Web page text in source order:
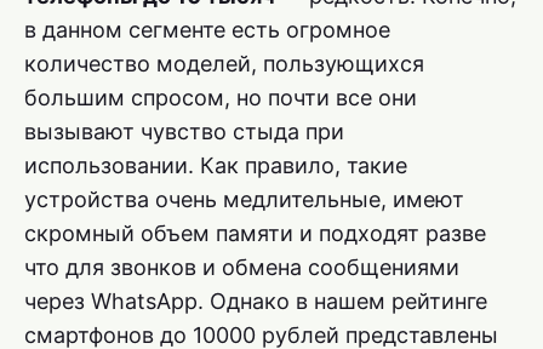
в данном сегменте есть огромное
количество моделей, пользующихся
большим спросом, но почти все они
вызывают чувство стыда при
использовании. Как правило, такие
устройства очень медлительные, имеют
скромный объем памяти и подходят разве
что для звонков и обмена сообщениями
через WhatsApp. Однако в нашем рейтинге
смартфонов до 10000 рублей представлены